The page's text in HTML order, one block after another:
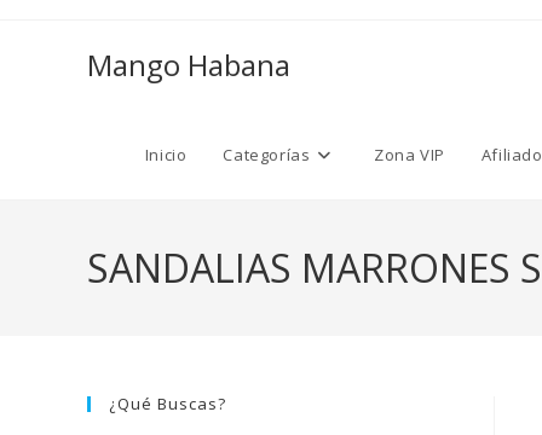
Mango Habana
Inicio Categorías Zona VIP
SANDALIAS MARRONES
¿Qué Buscas?